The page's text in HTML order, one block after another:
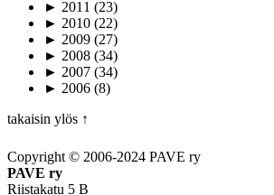
► 2011 (23)
► 2010 (22)
► 2009 (27)
► 2008 (34)
► 2007 (34)
► 2006 (8)
takaisin ylös ↑
Copyright © 2006-2024 PAVE ry
PAVE ry
Riistakatu 5 B